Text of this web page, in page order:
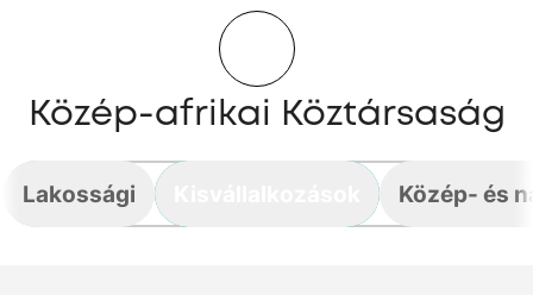
Közép-afrikai Köztársaság
Lakossági Közép- és